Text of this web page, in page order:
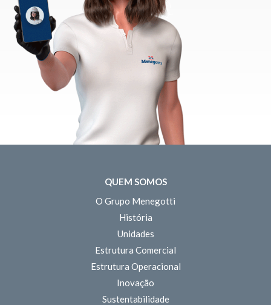
QUEM SOMOS
O Grupo Menegotti
História
Unidades
Estrutura Comercial
Estrutura Operacional
Inovação
Sustentabilidade